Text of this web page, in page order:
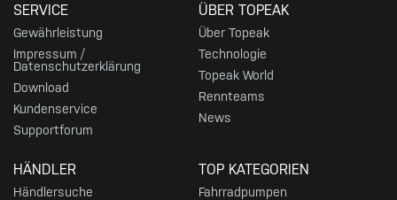
SERVICE
Gewährleistung
Impressum /
Datenschutzerklärung
Download
Kundenservice
Supportforum
ÜBER TOPEAK
Über Topeak
Technologie
Topeak World
Rennteams
News
HÄNDLER
Händlersuche
TOP KATEGORIEN
Fahrradpumpen